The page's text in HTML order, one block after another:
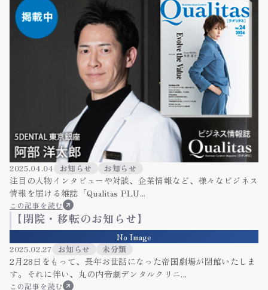
2025.04.04 お知らせ お知らせ
注目の人物インタビューや対談、企業情報など、様々なビジネス
情報を届ける雑誌「Qualitas PLU...
この記事を読む
【閉院・移転のお知らせ】
No Image
2025.02.27 お知らせ 未分類
2月28日をもって、長年お世話になった帝国劇場が閉館いたしま
す。それに伴い、丸の内帝劇デンタルクリニ...
この記事を読む